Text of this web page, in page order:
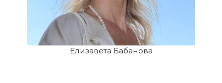
Елизавета Бабанова